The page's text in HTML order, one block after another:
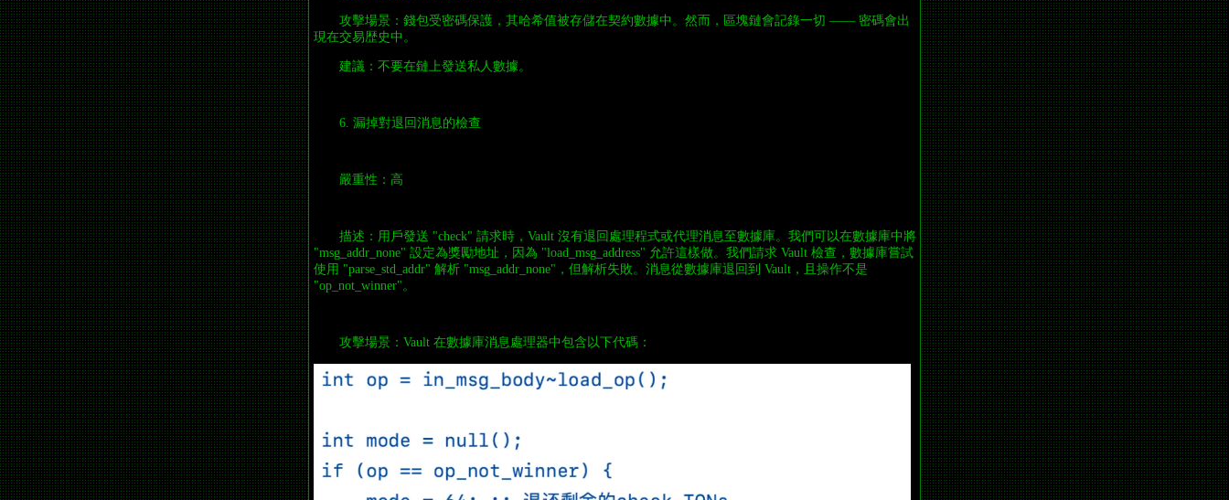
攻擊場景：錢包受密碼保護，其哈希值被存儲在契約數據中。然而，區塊鏈會記錄一切 —— 密碼會出
現在交易歴史中。
建議：不要在鏈上發送私人數據。
6. 漏掉對退回消息的檢查
嚴重性：高
描述：用戶發送 "check" 請求時，Vault 沒有退回處理程式或代理消息至數據庫。我們可以在數據庫中將
"msg_addr_none" 設定為獎勵地址，因為 "load_msg_address" 允許這樣做。我們請求 Vault 檢查，數據庫嘗試
使用 "parse_std_addr" 解析 "msg_addr_none"，但解析失敗。消息從數據庫退回到 Vault，且操作不是
"op_not_winner"。
攻擊場景：Vault 在數據庫消息處理器中包含以下代碼：